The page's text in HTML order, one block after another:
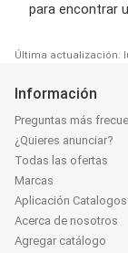
para encontrar
Última actualización:
Información
Preguntas más
¿Quieres anunciar?
Todas las ofertas
Marcas
Aplicación
Acerca de nosotros
Agregar catálogo